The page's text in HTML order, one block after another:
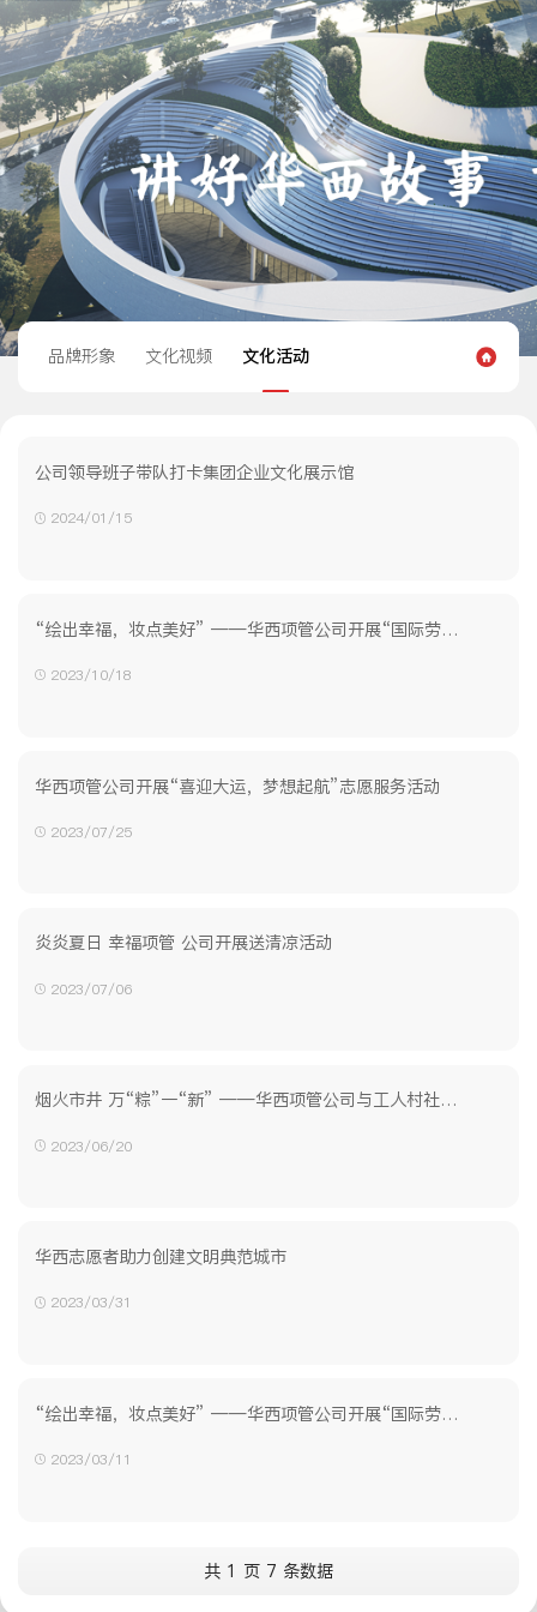
品牌形象 文化视频 文化活动
公司领导班子带队打卡集团企业文化展示馆
2024/01/15
“绘出幸福，妆点美好” ——华西项管公司开展“国际劳动妇女节”主题活动
2023/10/18
华西项管公司开展“喜迎大运，梦想起航”志愿服务活动
2023/07/25
炎炎夏日 幸福项管 公司开展送清凉活动
2023/07/06
烟火市井 万“粽”一“新” ——华西项管公司与工人村社区开展端午联建活动
2023/06/20
华西志愿者助力创建文明典范城市
2023/03/31
“绘出幸福，妆点美好” ——华西项管公司开展“国际劳动妇女节”主题活动
2023/03/11
共 1 页 7 条数据